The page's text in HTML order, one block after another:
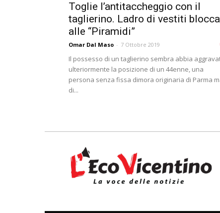
Toglie l’antitaccheggio con il
taglierino. Ladro di vestiti
alle “Piramidi”
Omar Dal Maso - 7 Ottobre 2019
Il possesso di un taglierino sembra abbia
ulteriormente la posizione di un 44enne, una
persona senza fissa dimora originaria di Parma
di...